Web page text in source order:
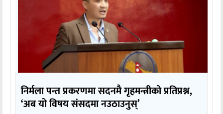
निर्मला पन्त प्रकरणमा सदनमै गृहमन्त्रीको प्रतिप्रश्न,
‘अब यो विषय संसदमा नउठाउनुस्’